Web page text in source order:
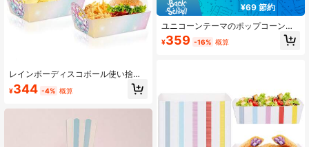
レインボーディスコボール使い捨て
紙製フードトレイ 10個/30個/50個セ
ット グラデーション パステルピンク
ィスコバースデーパーティー装飾用
¥344 -4% 概算
¥69 節約
ユニコーンテーマのポップコーンボ
ックス、パステルフローラル&クラウ
ド柄の使い捨て紙製スナックコンテ
ル、アウトドアBBQ、パーティーの
好意、キャンディーバッフェ、デザ
ートテーブルの装飾、丈夫な紙製ポ
ップコーンホルダー、大人の祝祭の
機会に最適な10個、20個、50個、1
00個のマルチサイズオプション
¥359 -16% 概算